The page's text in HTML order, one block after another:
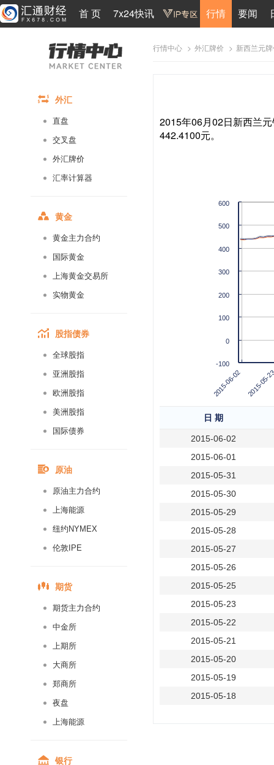
首 页 7x24快讯 行情 要闻
外汇
直盘
交叉盘
外汇牌价
汇率计算器
黄金
黄金主力合约
国际黄金
上海黄金交易所
实物黄金
股指债券
全球股指
亚洲股指
欧洲股指
美洲股指
国际债券
原油
原油主力合约
上海能源
纽约NYMEX
伦敦IPE
期货
期货主力合约
中金所
上期所
大商所
郑商所
夜盘
上海能源
银行
行情中心 > 外汇牌价 > 新西兰元
2015年06月02日新西兰
442.4100元。
2015-06-02 2015-
-100
0
100
200
300
400
500
600
日 期
2015-06-02
2015-06-01
2015-05-31
2015-05-30
2015-05-29
2015-05-28
2015-05-27
2015-05-26
2015-05-25
2015-05-23
2015-05-22
2015-05-21
2015-05-20
2015-05-19
2015-05-18